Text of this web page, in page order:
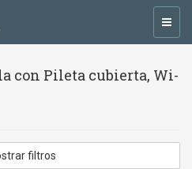
con Pileta cubierta, Wi-
filtros